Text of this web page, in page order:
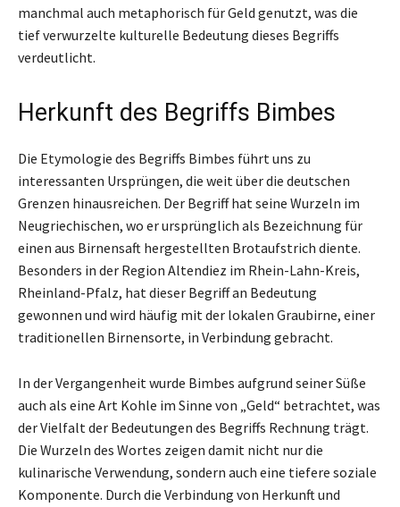
manchmal auch metaphorisch für Geld genutzt, was die
tief verwurzelte kulturelle Bedeutung dieses Begriffs
verdeutlicht.
Herkunft des Begriffs Bimbes
Die Etymologie des Begriffs Bimbes führt uns zu
interessanten Ursprüngen, die weit über die deutschen
Grenzen hinausreichen. Der Begriff hat seine Wurzeln im
Neugriechischen, wo er ursprünglich als Bezeichnung für
einen aus Birnensaft hergestellten Brotaufstrich diente.
Besonders in der Region Altendiez im Rhein-Lahn-Kreis,
Rheinland-Pfalz, hat dieser Begriff an Bedeutung
gewonnen und wird häufig mit der lokalen Graubirne, einer
traditionellen Birnensorte, in Verbindung gebracht.
In der Vergangenheit wurde Bimbes aufgrund seiner Süße
auch als eine Art Kohle im Sinne von „Geld“ betrachtet, was
der Vielfalt der Bedeutungen des Begriffs Rechnung trägt.
Die Wurzeln des Wortes zeigen damit nicht nur die
kulinarische Verwendung, sondern auch eine tiefere soziale
Komponente. Durch die Verbindung von Herkunft und